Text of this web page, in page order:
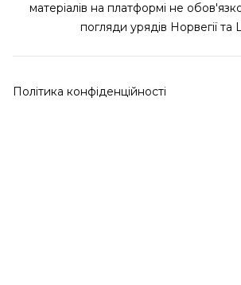
матеріалів на платформі не
погляди урядів Норвегії та
Політика конфіденційності